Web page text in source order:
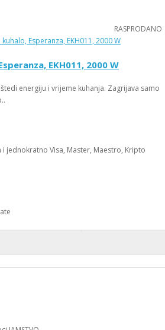
RASPRODANO
EKH011, 2000 W
energiju i vrijeme kuhanja. Zagrijava samo
jednokratno Visa, Master, Maestro, Kripto